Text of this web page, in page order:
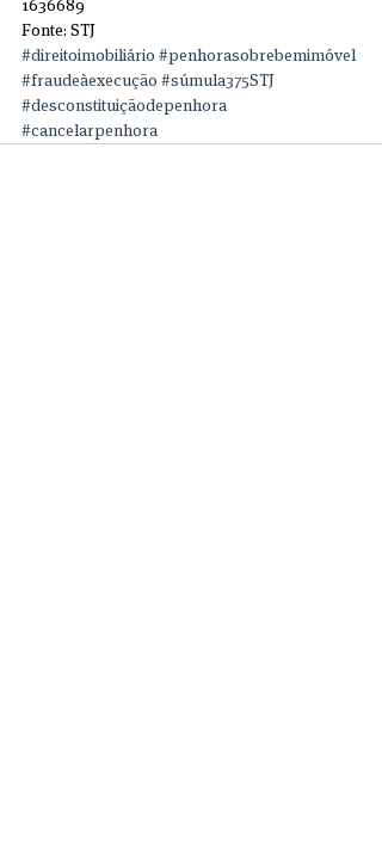
1636689
Fonte: STJ
#direitoimobiliário #penhorasobrebemimóvel
#fraudeàexecução #súmula375STJ
#desconstituiçãodepenhora
#cancelarpenhora